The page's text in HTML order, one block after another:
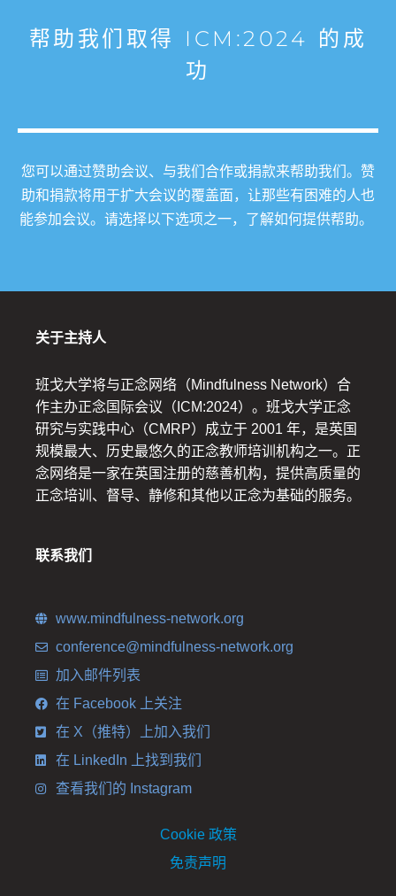
帮助我们取得 ICM:2024 的成
功
您可以通过赞助会议、与我们合作或捐款来帮助我们。赞
助和捐款将用于扩大会议的覆盖面，让那些有困难的人也
能参加会议。请选择以下选项之一，了解如何提供帮助。
关于主持人
班戈大学将与正念网络（Mindfulness Network）合
作主办正念国际会议（ICM:2024）。班戈大学正念
研究与实践中心（CMRP）成立于 2001 年，是英国
规模最大、历史最悠久的正念教师培训机构之一。正
念网络是一家在英国注册的慈善机构，提供高质量的
正念培训、督导、静修和其他以正念为基础的服务。
联系我们
www.mindfulness-network.org
conference@mindfulness-network.org
加入邮件列表
在 Facebook 上关注
在 X（推特）上加入我们
在 LinkedIn 上找到我们
查看我们的 Instagram
Cookie 政策
免责声明